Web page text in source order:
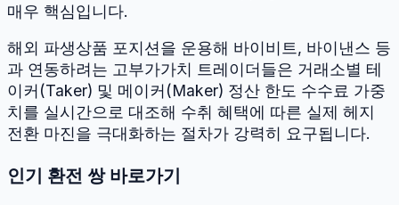
매우 핵심입니다.
해외 파생상품 포지션을 운용해 바이비트, 바이낸스 등
과 연동하려는 고부가가치 트레이더들은 거래소별 테
이커(Taker) 및 메이커(Maker) 정산 한도 수수료 가중
치를 실시간으로 대조해 수취 혜택에 따른 실제 헤지
전환 마진을 극대화하는 절차가 강력히 요구됩니다.
인기 환전 쌍 바로가기